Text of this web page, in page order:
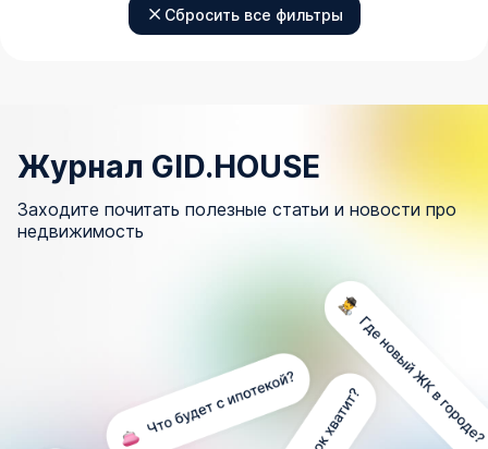
Сбросить все фильтры
Журнал GID.HOUSE
Заходите почитать полезные статьи и новости про
недвижимость